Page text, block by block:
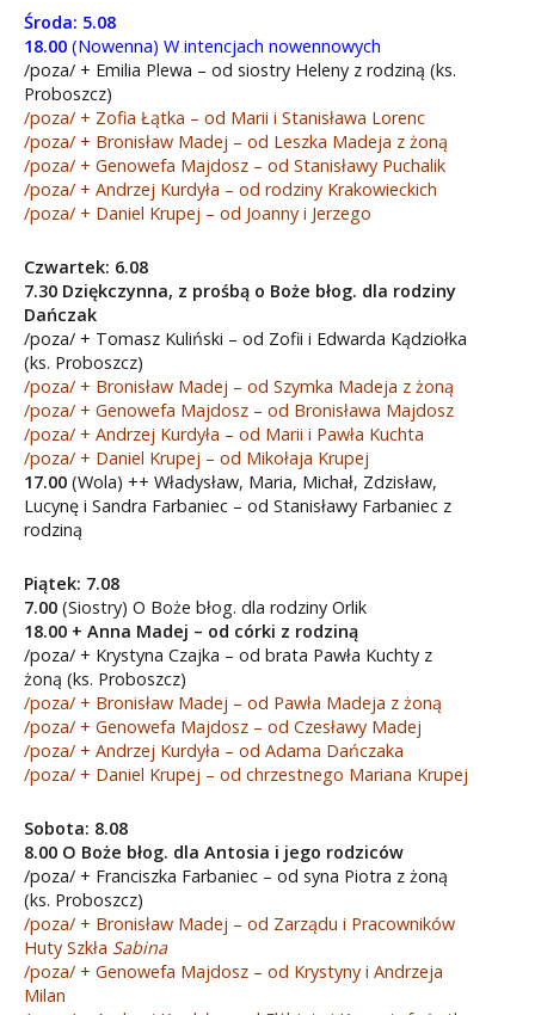
Środa: 5.08
18.00 (Nowenna) W intencjach nowennowych
/poza/ + Emilia Plewa – od siostry Heleny z rodziną (ks.
Proboszcz)
/poza/ + Zofia Łątka – od Marii i Stanisława Lorenc
/poza/ + Bronisław Madej – od Leszka Madeja z żoną
/poza/ + Genowefa Majdosz – od Stanisławy Puchalik
/poza/ + Andrzej Kurdyła – od rodziny Krakowieckich
/poza/ + Daniel Krupej – od Joanny i Jerzego
Czwartek: 6.08
7.30 Dziękczynna, z prośbą o Boże błog. dla rodziny
Dańczak
/poza/ + Tomasz Kuliński – od Zofii i Edwarda Kądziołka
(ks. Proboszcz)
/poza/ + Bronisław Madej – od Szymka Madeja z żoną
/poza/ + Genowefa Majdosz – od Bronisława Majdosz
/poza/ + Andrzej Kurdyła – od Marii i Pawła Kuchta
/poza/ + Daniel Krupej – od Mikołaja Krupej
17.00 (Wola) ++ Władysław, Maria, Michał, Zdzisław,
Lucynę i Sandra Farbaniec – od Stanisławy Farbaniec z
rodziną
Piątek: 7.08
7.00 (Siostry) O Boże błog. dla rodziny Orlik
18.00 + Anna Madej – od córki z rodziną
/poza/ + Krystyna Czajka – od brata Pawła Kuchty z
żoną (ks. Proboszcz)
/poza/ + Bronisław Madej – od Pawła Madeja z żoną
/poza/ + Genowefa Majdosz – od Czesławy Madej
/poza/ + Andrzej Kurdyła – od Adama Dańczaka
/poza/ + Daniel Krupej – od chrzestnego Mariana Krupej
Sobota: 8.08
8.00 O Boże błog. dla Antosia i jego rodziców
/poza/ + Franciszka Farbaniec – od syna Piotra z żoną
(ks. Proboszcz)
/poza/ + Bronisław Madej – od Zarządu i Pracowników
Huty Szkła Sabina
/poza/ + Genowefa Majdosz – od Krystyny i Andrzeja
Milan